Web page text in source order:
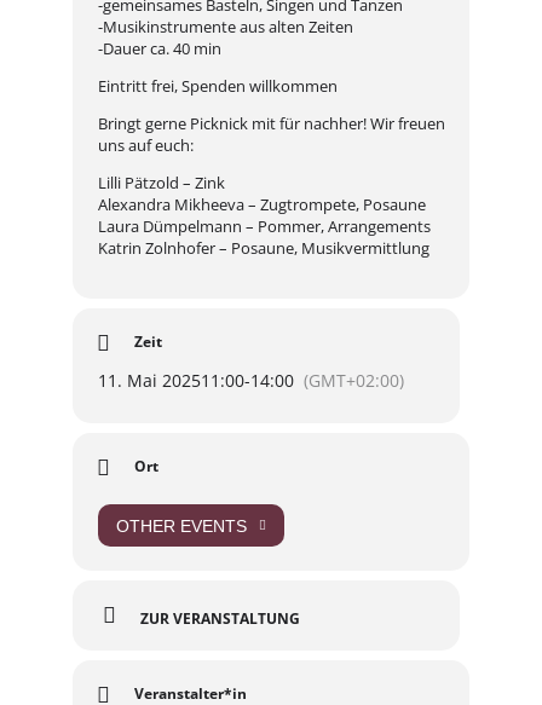
-gemeinsames Basteln, Singen und Tanzen
-Musikinstrumente aus alten Zeiten
-Dauer ca. 40 min
Eintritt frei, Spenden willkommen
Bringt gerne Picknick mit für nachher! Wir freuen
uns auf euch:
Lilli Pätzold – Zink
Alexandra Mikheeva – Zugtrompete, Posaune
Laura Dümpelmann – Pommer, Arrangements
Katrin Zolnhofer – Posaune, Musikvermittlung
Zeit
11. Mai 202511:00-14:00 (GMT+02:00)
Ort
OTHER EVENTS
ZUR VERANSTALTUNG
Veranstalter*in